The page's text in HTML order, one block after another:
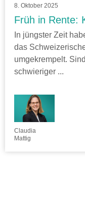
8. Oktober 2025
Früh in Rente:
In jüngster Zeit
das
umgekrempelt.
schwieriger ...
Claudia
Mattig